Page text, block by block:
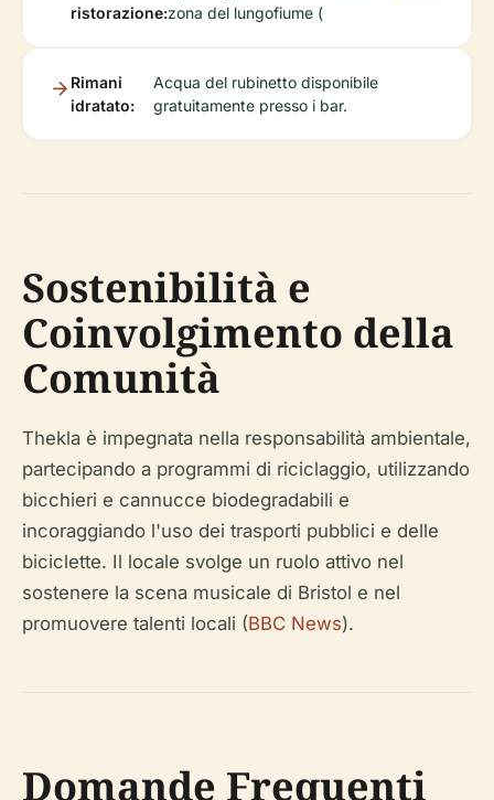
ristorazione:zona del lungofiume (
Rimani
idratato:
Acqua del rubinetto disponibile
gratuitamente presso i bar.
Sostenibilità e
Coinvolgimento della
Comunità
Thekla è impegnata nella responsabilità ambientale,
partecipando a programmi di riciclaggio, utilizzando
bicchieri e cannucce biodegradabili e
incoraggiando l'uso dei trasporti pubblici e delle
biciclette. Il locale svolge un ruolo attivo nel
sostenere la scena musicale di Bristol e nel
promuovere talenti locali (BBC News).
Domande Frequenti